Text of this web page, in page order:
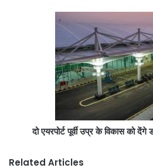
दो एयरपोर्ट पूर्वी उप्र के विकास को
Related Articles